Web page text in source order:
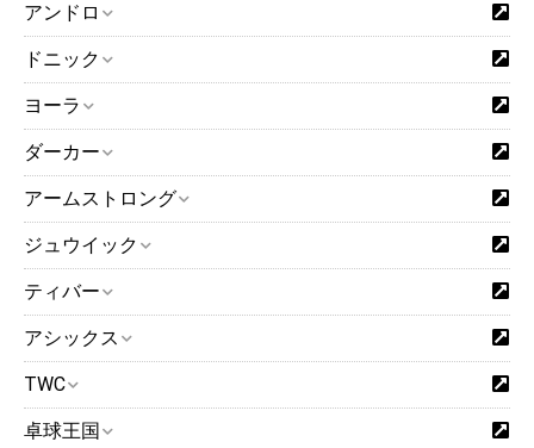
アンドロ
ドニック
ヨーラ
ダーカー
アームストロング
ジュウイック
ティバー
アシックス
TWC
卓球王国